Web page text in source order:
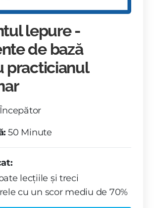
lepure -
de bază
practicianul
Începător
50 Minute
lecțiile și treci
cu un scor mediu de 70%